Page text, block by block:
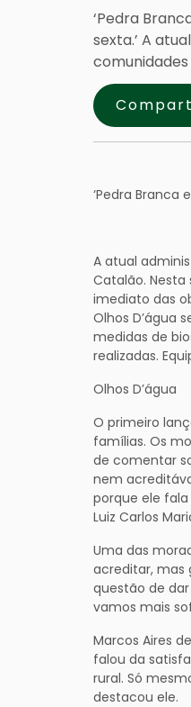
‘Pedra
sexta.’ A
‘Pedra Branca
A atual
Catalão.
imediato das
Olhos D’água
medidas de
realizadas.
Olhos D’água
O primeiro
famílias. Os
de comentar
nem
porque ele fala
Luiz Carlos
Uma das
acreditar, mas
questão de
vamos mais
Marcos Aires
falou da
rural. Só
destacou ele.